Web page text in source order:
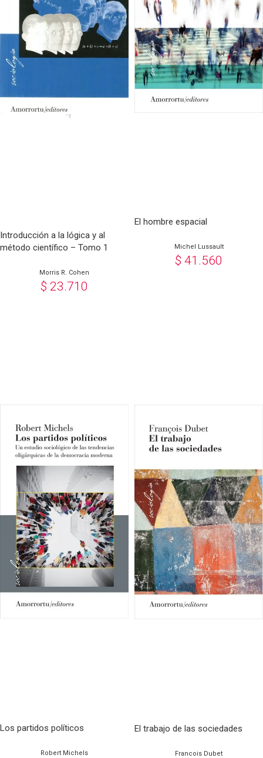
Introducción a la lógica y al
método científico – Tomo 1
Morris R. Cohen
$ 23.710
El hombre espacial
Michel Lussault
$ 41.560
Los partidos políticos
Robert Michels
El trabajo de las sociedades
Francois Dubet